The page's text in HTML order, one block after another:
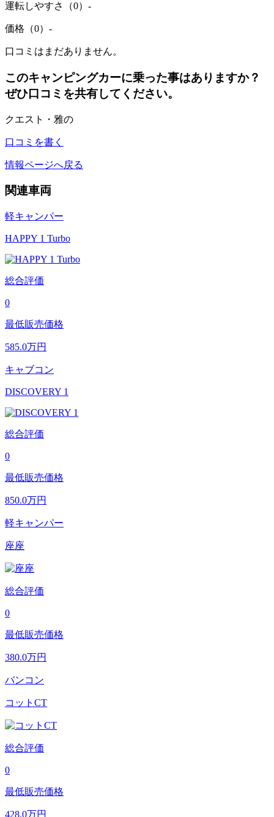
運転しやすさ（0） -
価格（0） -
口コミはまだありません。
このキャンピングカーに乗った事はありますか？
ぜひ口コミを共有してください。
クエスト・雅の
口コミを書く
情報ページへ戻る
関連車両
軽キャンパー
HAPPY 1 Turbo
総合評価
0
最低販売価格
585.0万円
キャブコン
DISCOVERY 1
総合評価
0
最低販売価格
850.0万円
軽キャンパー
座座
総合評価
0
最低販売価格
380.0万円
バンコン
コットCT
総合評価
0
最低販売価格
428.0万円